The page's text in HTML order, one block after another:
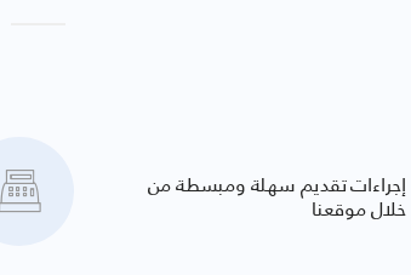
إجراءات تقديم سهلة ومبسطة من
خلال موقعنا